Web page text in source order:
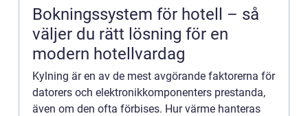
Bokningssystem för hotell – så
väljer du rätt lösning för en
modern hotellvardag
Kylning är en av de mest avgörande faktorerna för
datorers och elektronikkomponenters prestanda,
även om den ofta förbises. Hur värme hanteras